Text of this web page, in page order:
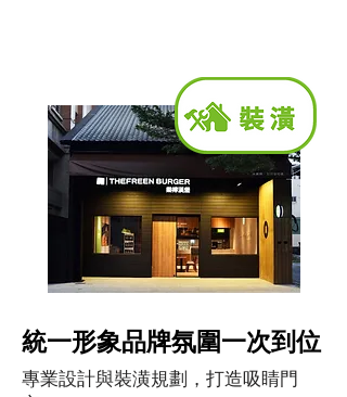
統一形象品牌氛圍一次到位
​專業設計與裝潢規劃，打造吸睛門